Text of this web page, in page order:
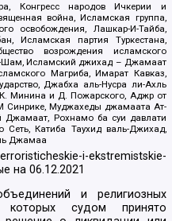
Конгресс народов Ичкерии и
война, Исламская группа,
освобождения, Лашкар-И-Тайба,
Исламская партия Туркестана,
возрождения исламского
Шам, Исламский джихад – Джамаат
Магриба, Имарат Кавказ,
Джабха аль-Нусра ли-Ахль
Минина и Д. Пожарского, Аджр от
Синрике, Муджахеды джамаата Ат-
Джамаат, Рохнамо ба суи давлати
Сеть, Катиба Таухид валь-Джихад,
Джамаа
i-ekstremistskie-
на06.12.2021
и религиозных
которых судом принято